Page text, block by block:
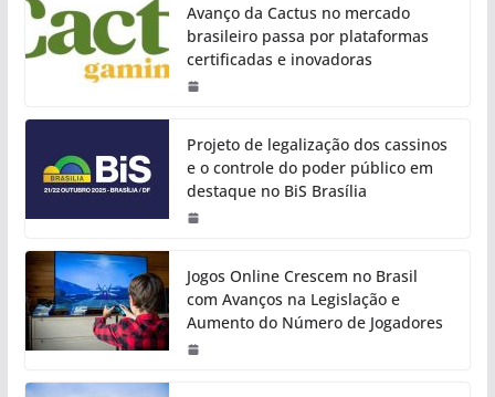
Avanço da Cactus no mercado
brasileiro passa por plataformas
certificadas e inovadoras
Projeto de legalização dos cassinos
e o controle do poder público em
destaque no BiS Brasília
Jogos Online Crescem no Brasil
com Avanços na Legislação e
Aumento do Número de Jogadores